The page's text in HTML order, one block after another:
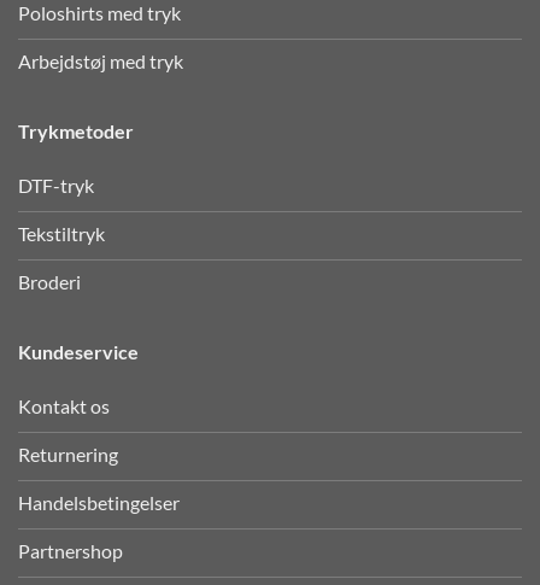
Poloshirts med tryk
Arbejdstøj med tryk
Trykmetoder
DTF-tryk
Tekstiltryk
Broderi
Kundeservice
Kontakt os
Returnering
Handelsbetingelser
Partnershop